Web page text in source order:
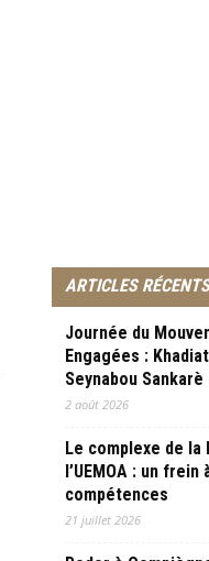
ARTICLES RÉCENTS
Journée du
Engagées :
Seynabou
2 août 2026
Le complexe de la
l’UEMOA : un
compétences
21 juillet 2026